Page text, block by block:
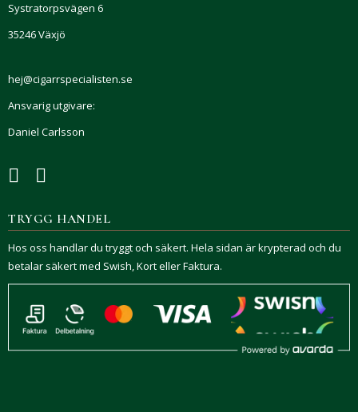
Systratorpsvägen 6
35246 Växjö
hej@cigarrspecialisten.se
Ansvarig utgivare:
Daniel Carlsson
TRYGG HANDEL
Hos oss handlar du tryggt och säkert. Hela sidan är krypterad och du
betalar säkert med Swish, Kort eller Faktura.